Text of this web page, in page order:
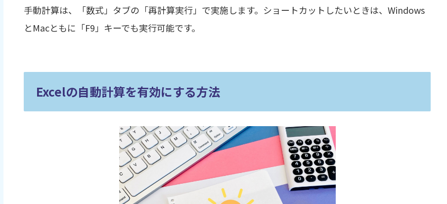
手動計算は、「数式」タブの「再計算実行」で実施します。ショートカットしたいときは、Windows
とMacともに「F9」キーでも実行可能です。
Excelの自動計算を有効にする方法